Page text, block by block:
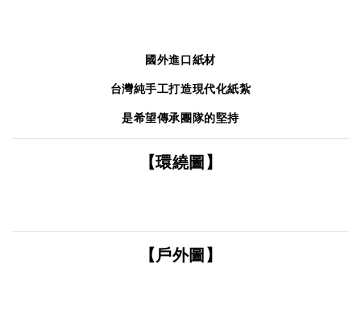
國外進口紙材
台灣純手工打造現代化紙紮
是希望傳承團隊的堅持
【環繞圖】
【戶外圖】